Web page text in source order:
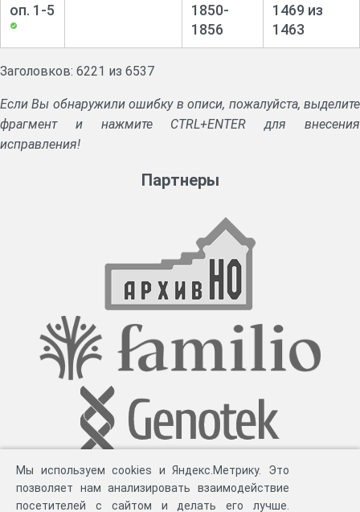
оп. 1-5
1850-
1856
1469 из
1463
Заголовков: 6221 из 6537
Если Вы обнаружили ошибку в описи, пожалуйста, выделите
фрагмент и нажмите CTRL+ENTER для внесения
исправления!
Партнеры
Мы используем cookies и Яндекс.Метрику. Это
позволяет нам анализировать взаимодействие
посетителей с сайтом и делать его лучше.